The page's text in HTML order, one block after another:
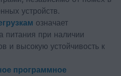
устройств.
означает
питания при наличии
и высокую устойчивость к
программное